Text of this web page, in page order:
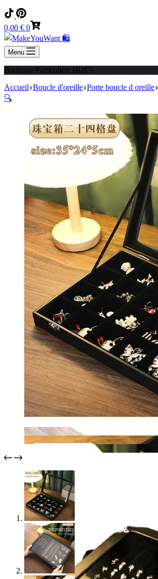
Panier
d’achat
0,00 € 0
Menu
Boutique Particuliers (B2C)
Accueil Boucle d'oreille Porte boucle d oreille
🔍